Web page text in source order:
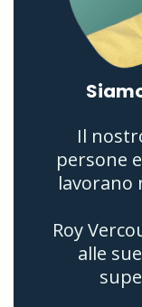
Il
persone
lavorano
Roy
alle